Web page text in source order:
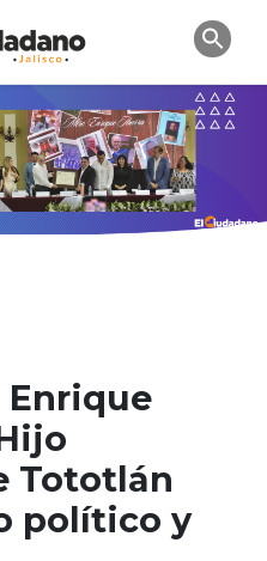
Enrique
Tototlán
político y